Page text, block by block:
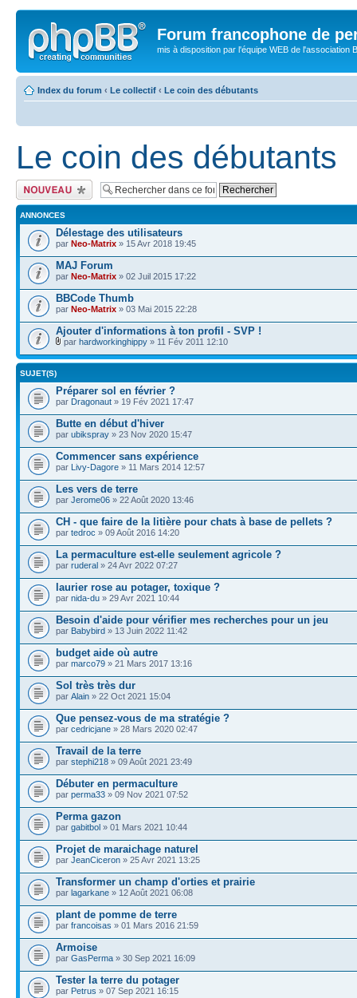
Forum francophone de
mis à disposition par l'équipe WEB de l'association
Index du forum ‹ Le collectif ‹ Le coin des débutants
Le coin des débutants
Publier un nouveau
sujet
ANNONCES
Délestage des utilisateurs
par Neo-Matrix » 15 Avr 2018 19:45
MAJ Forum
par Neo-Matrix » 02 Juil 2015 17:22
BBCode Thumb
par Neo-Matrix » 03 Mai 2015 22:28
Ajouter d'informations à ton profil - SVP !
par hardworkinghippy » 11 Fév 2011 12:10
SUJET(S)
Préparer sol en février ?
par Dragonaut » 19 Fév 2021 17:47
Butte en début d'hiver
par ubikspray » 23 Nov 2020 15:47
Commencer sans expérience
par Livy-Dagore » 11 Mars 2014 12:57
Les vers de terre
par Jerome06 » 22 Août 2020 13:46
CH - que faire de la litière pour chats à base de pellets ?
par tedroc » 09 Août 2016 14:20
La permaculture est-elle seulement agricole ?
par ruderal » 24 Avr 2022 07:27
laurier rose au potager, toxique ?
par nida-du » 29 Avr 2021 10:44
Besoin d'aide pour vérifier mes recherches pour un jeu
par Babybird » 13 Juin 2022 11:42
budget aide où autre
par marco79 » 21 Mars 2017 13:16
Sol très très dur
par Alain » 22 Oct 2021 15:04
Que pensez-vous de ma stratégie ?
par cedricjane » 28 Mars 2020 02:47
Travail de la terre
par stephi218 » 09 Août 2021 23:49
Débuter en permaculture
par perma33 » 09 Nov 2021 07:52
Perma gazon
par gabitbol » 01 Mars 2021 10:44
Projet de maraichage naturel
par JeanCiceron » 25 Avr 2021 13:25
Transformer un champ d'orties et prairie
par lagarkane » 12 Août 2021 06:08
plant de pomme de terre
par francoisas » 01 Mars 2016 21:59
Armoise
par GasPerma » 30 Sep 2021 16:09
Tester la terre du potager
par Petrus » 07 Sep 2021 16:15